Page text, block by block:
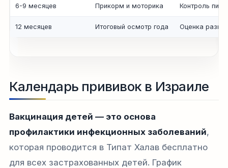
6-9 месяцев Прикорм и моторика Контроль
12 месяцев Итоговый осмотр года Оценка
Календарь прививок в Израиле
Вакцинация детей — это основа
профилактики инфекционных заболеваний,
которая проводится в Типат Халав бесплатно
для всех застрахованных детей. График